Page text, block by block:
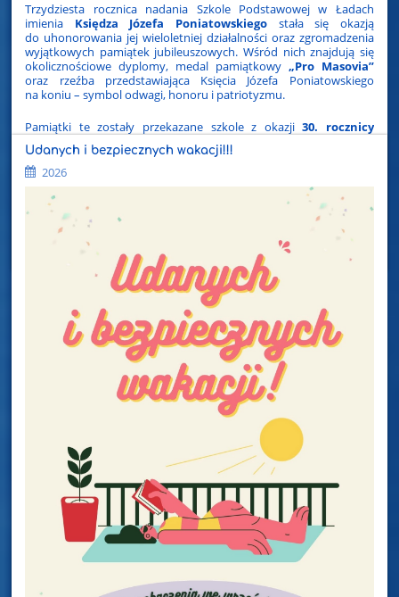
Trzydziesta rocznica nadania Szkole Podstawowej w Ładach
imienia Księdza Józefa Poniatowskiego stała się okazją
do uhonorowania jej wieloletniej działalności oraz zgromadzenia
wyjątkowych pamiątek jubileuszowych. Wśród nich znajdują się
okolicznościowe dyplomy, medal pamiątkowy „Pro Masovia”
oraz rzeźba przedstawiająca Księcia Józefa Poniatowskiego
na koniu – symbol odwagi, honoru i patriotyzmu.
Pamiątki te zostały przekazane szkole z okazji30. rocznicy
nadania jej imienia
i stanowią wyraz uznania dla dorobku
placówki, jej osiągnięć oraz zaangażowania w działalność
edukacyjną i wychowawczą. Są nie tylko cennymi symbolami
jubileuszu, ale także świadectwem pamięci o Patronie, którego
wartości od trzech dekad wyznaczają kierunek pracy szkoły
i inspirują kolejne pokolenia uczniów, nauczycieli oraz całej
społeczności szkolnej.
Udanych i bezpiecznych wakacji!!!
2026